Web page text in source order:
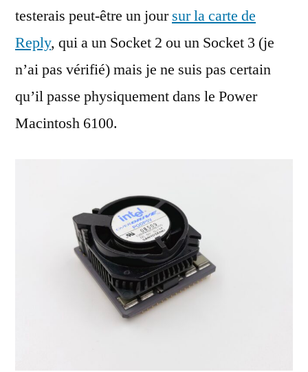
testerais peut-être un joursur la carte de
Reply, qui a un Socket 2 ou un Socket 3 (je
n’ai pas vérifié) mais je ne suis pas certain
qu’il passe physiquement dans le Power
Macintosh 6100.